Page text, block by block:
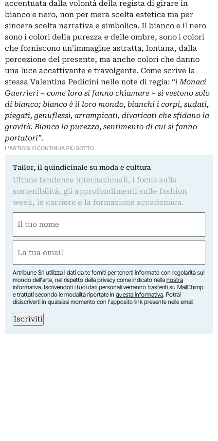
accentuata dalla volontà della regista di girare in
bianco e nero, non per mera scelta estetica ma per
sincera scelta narrativa e simbolica. Il bianco e il nero
sono i colori della purezza e delle ombre, sono i colori
che forniscono un’immagine astratta, lontana, dalla
percezione del presente, ma anche colori che danno
una luce accattivante e travolgente. Come scrive la
stessa Valentina Pedicini nelle note di regia: “i Monaci
Guerrieri – come loro si fanno chiamare – si vestono solo
di bianco; bianco è il loro mondo, bianchi i corpi, sudati,
piegati, genuflessi, arrampicati, divaricati che sfidano la
gravità. Bianca la purezza, sentimento di cui si fanno
portatori”.
L'ARTICOLO CONTINUA PIÙ SOTTO
Tailor, il quindicinale su moda e cultura
Ultime tendenze internazionali, i focus sulla
sostenibilità, gli approfondimenti sulle fashion
week, le carriere e la formazione accademica.
(Obbligatorio)
Nome
(Obbligatorio)
Artribune Srl utilizza i dati da te forniti per tenerti informato con regolarità sul
mondo dell'arte, nel rispetto della privacy come indicato nella nostra
informativa. Iscrivendoti i tuoi dati personali verranno trasferiti su MailChimp
e trattati secondo le modalità riportate in questa informativa. Potrai
disiscriverti in qualsiasi momento con l'apposito link presente nelle email.
Iscriviti